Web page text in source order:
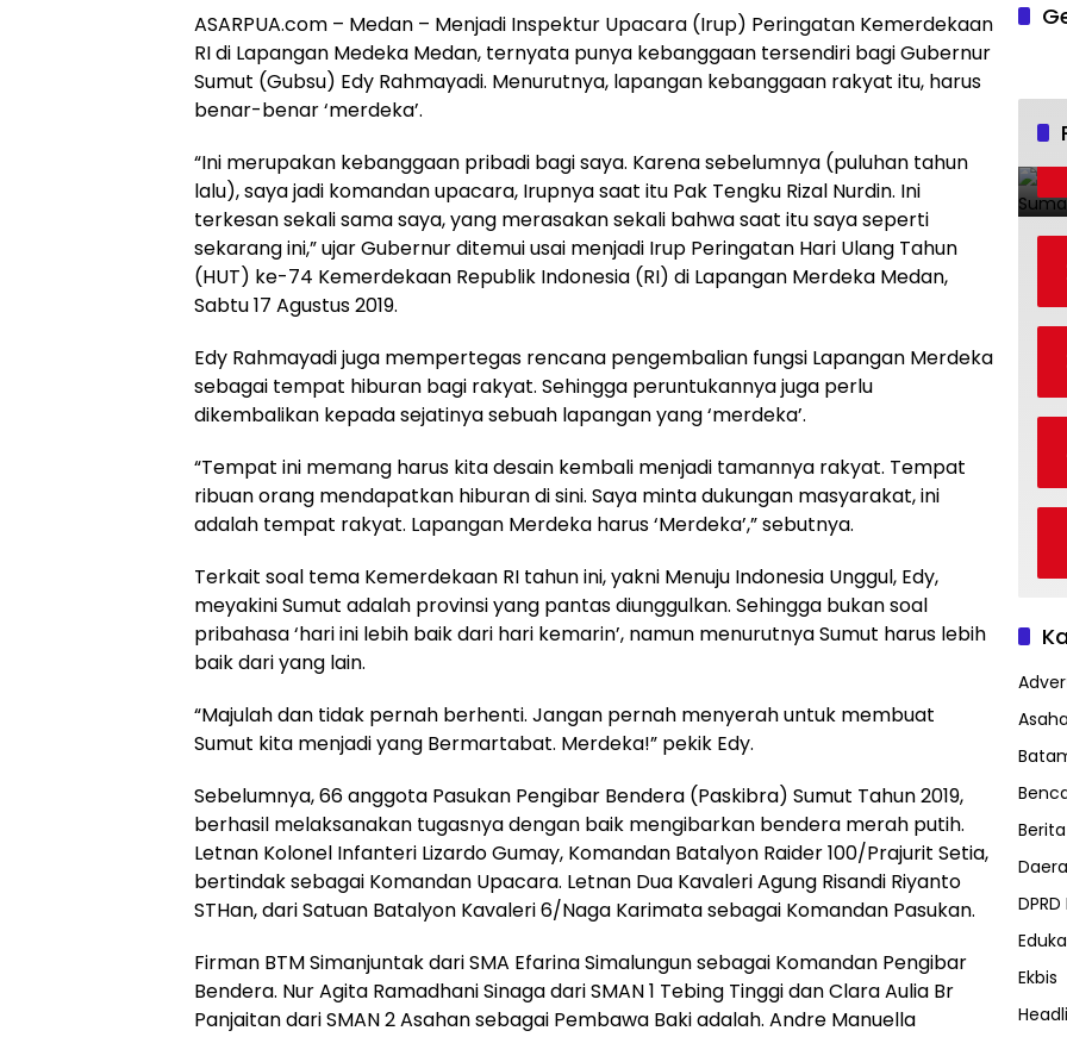
ASARPUA.com – Medan – Menjadi Inspektur Upacara (Irup) Peringatan Kemerdekaan
RI di Lapangan Medeka Medan, ternyata punya kebanggaan tersendiri bagi Gubernur
Sumut (Gubsu) Edy Rahmayadi. Menurutnya, lapangan kebanggaan rakyat itu, harus
benar-benar ‘merdeka’.
“Ini merupakan kebanggaan pribadi bagi saya. Karena sebelumnya (puluhan tahun
lalu), saya jadi komandan upacara, Irupnya saat itu Pak Tengku Rizal Nurdin. Ini
terkesan sekali sama saya, yang merasakan sekali bahwa saat itu saya seperti
sekarang ini,” ujar Gubernur ditemui usai menjadi Irup Peringatan Hari Ulang Tahun
(HUT) ke-74 Kemerdekaan Republik Indonesia (RI) di Lapangan Merdeka Medan,
Sabtu 17 Agustus 2019.
Edy Rahmayadi juga mempertegas rencana pengembalian fungsi Lapangan Merdeka
sebagai tempat hiburan bagi rakyat. Sehingga peruntukannya juga perlu
dikembalikan kepada sejatinya sebuah lapangan yang ‘merdeka’.
“Tempat ini memang harus kita desain kembali menjadi tamannya rakyat. Tempat
ribuan orang mendapatkan hiburan di sini. Saya minta dukungan masyarakat, ini
adalah tempat rakyat. Lapangan Merdeka harus ‘Merdeka’,” sebutnya.
Terkait soal tema Kemerdekaan RI tahun ini, yakni Menuju Indonesia Unggul, Edy,
meyakini Sumut adalah provinsi yang pantas diunggulkan. Sehingga bukan soal
pribahasa ‘hari ini lebih baik dari hari kemarin’, namun menurutnya Sumut harus lebih
baik dari yang lain.
“Majulah dan tidak pernah berhenti. Jangan pernah menyerah untuk membuat
Sumut kita menjadi yang Bermartabat. Merdeka!” pekik Edy.
Sebelumnya, 66 anggota Pasukan Pengibar Bendera (Paskibra) Sumut Tahun 2019,
berhasil melaksanakan tugasnya dengan baik mengibarkan bendera merah putih.
Letnan Kolonel Infanteri Lizardo Gumay, Komandan Batalyon Raider 100/Prajurit Setia,
bertindak sebagai Komandan Upacara. Letnan Dua Kavaleri Agung Risandi Riyanto
STHan, dari Satuan Batalyon Kavaleri 6/Naga Karimata sebagai Komandan Pasukan.
Firman BTM Simanjuntak dari SMA Efarina Simalungun sebagai Komandan Pengibar
Bendera. Nur Agita Ramadhani Sinaga dari SMAN 1 Tebing Tinggi dan Clara Aulia Br
Panjaitan dari SMAN 2 Asahan sebagai Pembawa Baki adalah. Andre Manuella
Berita
Ekbis